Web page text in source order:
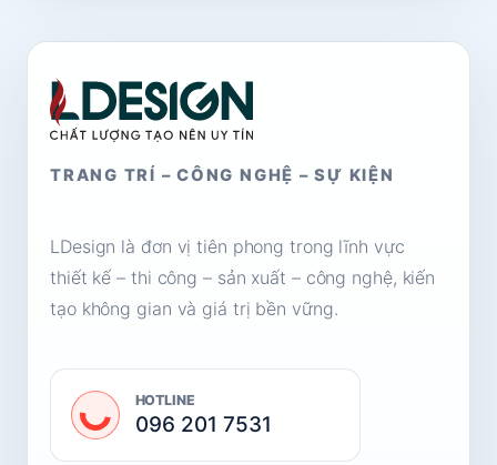
TRANG TRÍ – CÔNG NGHỆ – SỰ KIỆN
LDesign là đơn vị tiên phong trong lĩnh vực
thiết kế – thi công – sản xuất – công nghệ, kiến
tạo không gian và giá trị bền vững.
HOTLINE
096 201 7531